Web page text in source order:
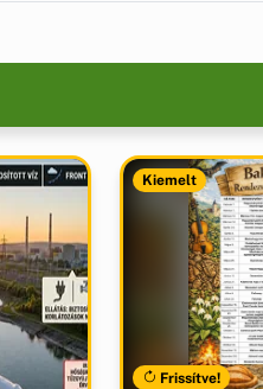
Kiemelt
Frissítve!